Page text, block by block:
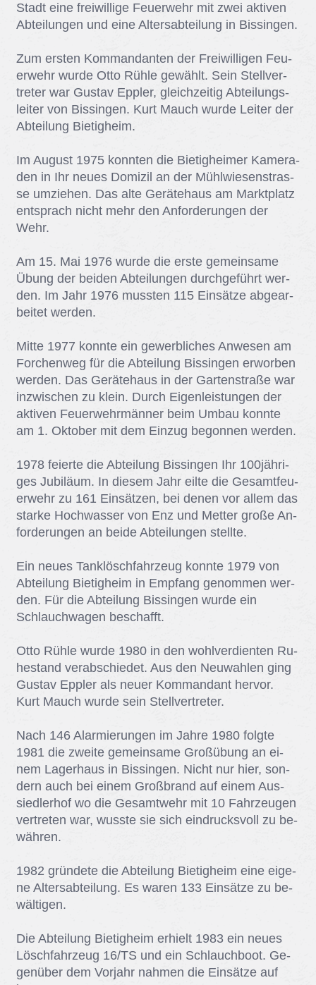
Stadt eine frei­wil­li­ge Feu­er­wehr mit zwei ak­ti­ven
Ab­tei­lun­gen und eine Al­ters­ab­tei­lung in Bis­sin­gen.
Zum ers­ten Kom­man­dan­ten der Frei­wil­li­gen Feu­
er­wehr wur­de Otto Rüh­le ge­wählt. Sein Stell­ver­
tre­ter war Gus­tav Epp­ler, gleich­zei­tig Ab­tei­lungs­
lei­ter von Bis­sin­gen. Kurt Mauch wur­de Lei­ter der
Ab­tei­lung Bie­tig­heim.
Im Au­gust 1975 konn­ten die Bie­tig­hei­mer Ka­me­ra­
den in Ihr neu­es Do­mi­zil an der Mühl­wie­sen­stras­
se um­zie­hen. Das alte Ge­rä­te­haus am Markt­platz
ent­sprach nicht mehr den An­for­de­run­gen der
Wehr.
Am 15. Mai 1976 wur­de die ers­te ge­mein­sa­me
Übung der bei­den Ab­tei­lun­gen durch­ge­führt wer­
den. Im Jahr 1976 muss­ten 115 Ein­sät­ze ab­ge­ar­
bei­tet wer­den.
Mit­te 1977 konn­te ein ge­werb­li­ches An­we­sen am
For­chen­weg für die Ab­tei­lung Bis­sin­gen er­wor­ben
wer­den. Das Ge­rä­te­haus in der Gar­ten­stra­ße war
in­zwi­schen zu klein. Durch Ei­gen­leis­tun­gen der
ak­ti­ven Feu­er­wehr­män­ner beim Um­bau konn­te
am 1. Ok­to­ber mit dem Ein­zug be­gon­nen wer­den.
1978 fei­er­te die Ab­tei­lung Bis­sin­gen Ihr 100jäh­ri­
ges Ju­bi­lä­um. In die­sem Jahr eil­te die Ge­samt­feu­
er­wehr zu 161 Ein­sät­zen, bei de­nen vor al­lem das
star­ke Hoch­was­ser von Enz und Met­ter gro­ße An­
for­de­run­gen an bei­de Ab­tei­lun­gen stell­te.
Ein neu­es Tank­lösch­fahr­zeug konn­te 1979 von
Ab­tei­lung Bie­tig­heim in Emp­fang ge­nom­men wer­
den. Für die Ab­tei­lung Bis­sin­gen wur­de ein
Schlauch­wa­gen be­schafft.
Otto Rüh­le wur­de 1980 in den wohl­ver­dien­ten Ru­
he­stand ver­ab­schie­det. Aus den Neu­wah­len ging
Gus­tav Epp­ler als neu­er Kom­man­dant her­vor.
Kurt Mauch wur­de sein Stell­ver­tre­ter.
Nach 146 Alar­mie­run­gen im Jah­re 1980 folg­te
1981 die zwei­te ge­mein­sa­me Groß­übung an ei­
nem La­ger­haus in Bis­sin­gen. Nicht nur hier, son­
dern auch bei ei­nem Groß­brand auf ei­nem Aus­
sied­ler­hof wo die Ge­samt­wehr mit 10 Fahr­zeu­gen
ver­tre­ten war, wuss­te sie sich ein­drucks­voll zu be­
wäh­ren.
1982 grün­de­te die Ab­tei­lung Bie­tig­heim eine ei­ge­
ne Al­ters­ab­tei­lung. Es wa­ren 133 Ein­sät­ze zu be­
wäl­ti­gen.
Die Ab­tei­lung Bie­tig­heim er­hielt 1983 ein neu­es
Lösch­fahr­zeug 16/​TS und ein Schlauch­boot. Ge­
gen­über dem Vor­jahr nah­men die Ein­sät­ze auf